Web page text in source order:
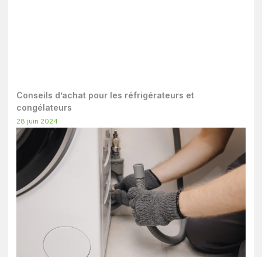
Conseils d’achat pour les réfrigérateurs et
congélateurs
28 juin 2024